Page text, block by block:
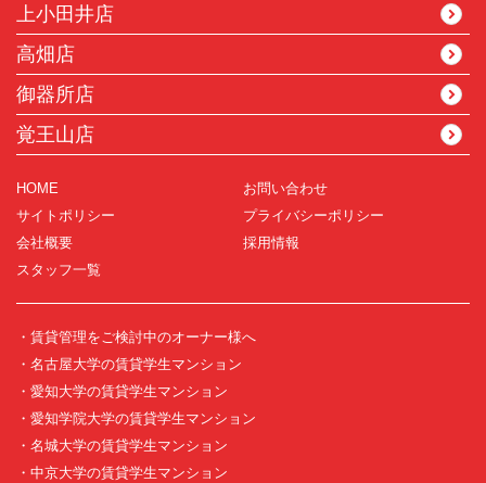
上小田井店
高畑店
御器所店
覚王山店
HOME
お問い合わせ
サイトポリシー
プライバシーポリシー
会社概要
採用情報
スタッフ一覧
・賃貸管理をご検討中のオーナー様へ
・名古屋大学の賃貸学生マンション
・愛知大学の賃貸学生マンション
・愛知学院大学の賃貸学生マンション
・名城大学の賃貸学生マンション
・中京大学の賃貸学生マンション